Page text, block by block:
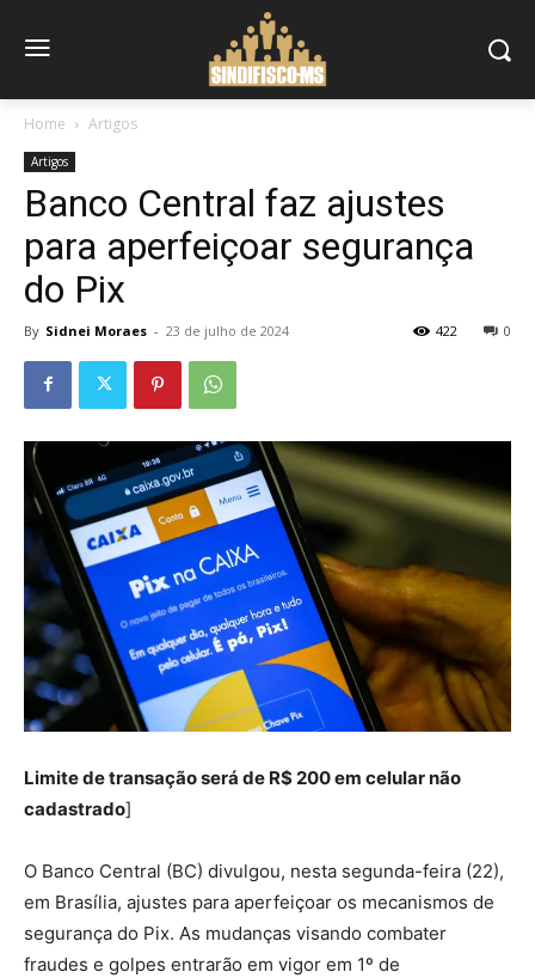
Home Artigos
Artigos
Banco Central faz ajustes
para aperfeiçoar segurança
do Pix
By Sidnei Moraes - 23 de julho de 2024 0
422
Limite de transação será de R$ 200 em celular não
cadastrado]
O Banco Central (BC) divulgou, nesta segunda-feira (22),
em Brasília, ajustes para aperfeiçoar os mecanismos de
segurança do Pix. As mudanças visando combater
fraudes e golpes entrarão em vigor em 1º de